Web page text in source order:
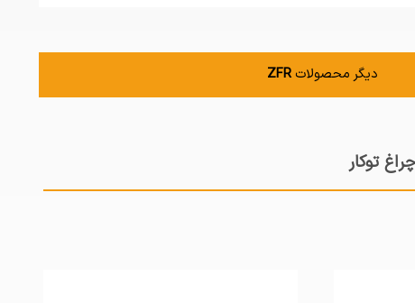
دیگر محصولاتZFR
توکار